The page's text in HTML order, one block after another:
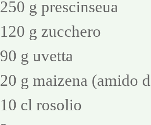
250 g prescinseua
120 g zucchero
90 g uvetta
20 g maizena (amido
10 cl rosolio